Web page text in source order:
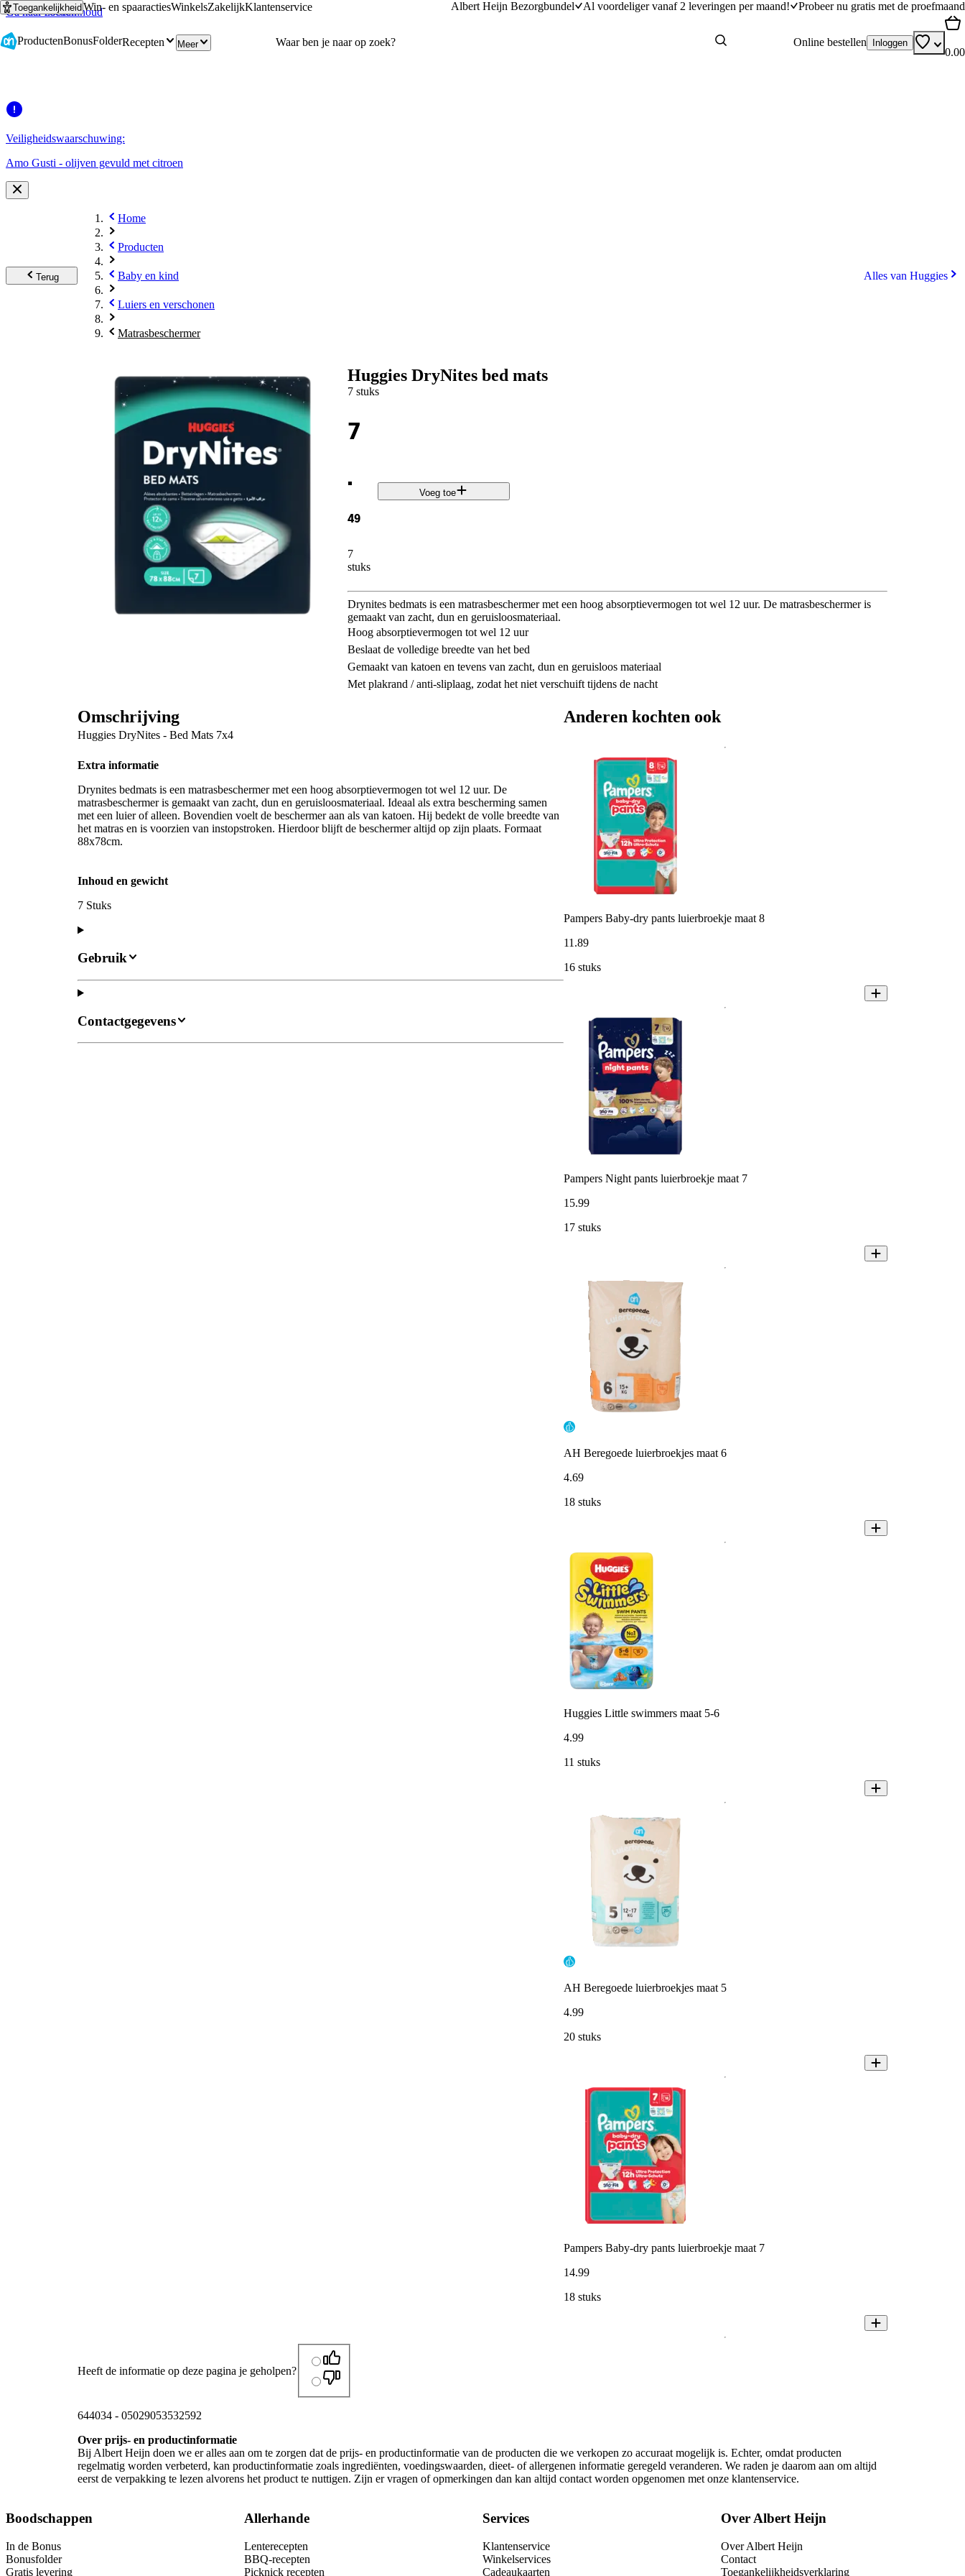
Ga naar hoofdinhoud
Ga naar zoeken
ToegankelijkheidWin- en spaaractiesWinkelsZakelijkKlantenservice Albert Heijn Bezorgbundel Al voordeliger vanaf 2 leveringen per maand! Probeer nu gratis met de proefmaand
ProductenBonusFolderRecepten Meer Online bestellen Inloggen
0.00
Veiligheidswaarschuwing:
Amo Gusti - olijven gevuld met citroen
Terug
Home
Producten
Baby en kind
Luiers en verschonen
Matrasbeschermer
Alles van Huggies
Huggies DryNites bed mats
7 stuks
7
.
49
7
stuks
Voeg toe
Drynites bedmats is een matrasbeschermer met een hoog absorptievermogen tot wel 12 uur. De matrasbeschermer is
gemaakt van zacht, dun en geruisloosmateriaal.
Hoog absorptievermogen tot wel 12 uur
Beslaat de volledige breedte van het bed
Gemaakt van katoen en tevens van zacht, dun en geruisloos materiaal
Met plakrand / anti-sliplaag, zodat het niet verschuift tijdens de nacht
Omschrijving
Huggies DryNites - Bed Mats 7x4
Extra informatie
Drynites bedmats is een matrasbeschermer met een hoog absorptievermogen tot wel 12 uur. De
matrasbeschermer is gemaakt van zacht, dun en geruisloosmateriaal. Ideaal als extra bescherming samen
met een luier of alleen. Bovendien voelt de beschermer aan als van katoen. Hij bedekt de volle breedte van
het matras en is voorzien van instopstroken. Hierdoor blijft de beschermer altijd op zijn plaats. Formaat
88x78cm.
Inhoud en gewicht
7 Stuks
Gebruik
Contactgegevens
Anderen kochten ook
Pampers Baby-dry pants luierbroekje maat 8
11 .89
16 stuks
Pampers Night pants luierbroekje maat 7
15.99
17 stuks
AH Beregoede luierbroekjes maat 6
4.69
18 stuks
Huggies Little swimmers maat 5-6
4.99
11 stuks
AH Beregoede luierbroekjes maat 5
4.99
20 stuks
Pampers Baby-dry pants luierbroekje maat 7
14.99
18 stuks
Heeft de informatie op deze pagina je geholpen?
644034 - 05029053532592
Over prijs- en productinformatie
Bij Albert Heijn doen we er alles aan om te zorgen dat de prijs- en productinformatie van de producten die we verkopen zo accuraat mogelijk is. Echter, omdat producten
regelmatig worden verbeterd, kan productinformatie zoals ingrediënten, voedingswaarden, dieet- of allergenen informatie geregeld veranderen. We raden je daarom aan om altijd
eerst de verpakking te lezen alvorens het product te nuttigen. Zijn er vragen of opmerkingen dan kan altijd contact worden opgenomen met onze klantenservice.
Boodschappen
In de Bonus
Bonusfolder
Gratis levering
Allerhande
Lenterecepten
BBQ-recepten
Picknick recepten
Services
Klantenservice
Winkelservices
Cadeaukaarten
Over Albert Heijn
Over Albert Heijn
Contact
Toegankelijkheidsverklaring